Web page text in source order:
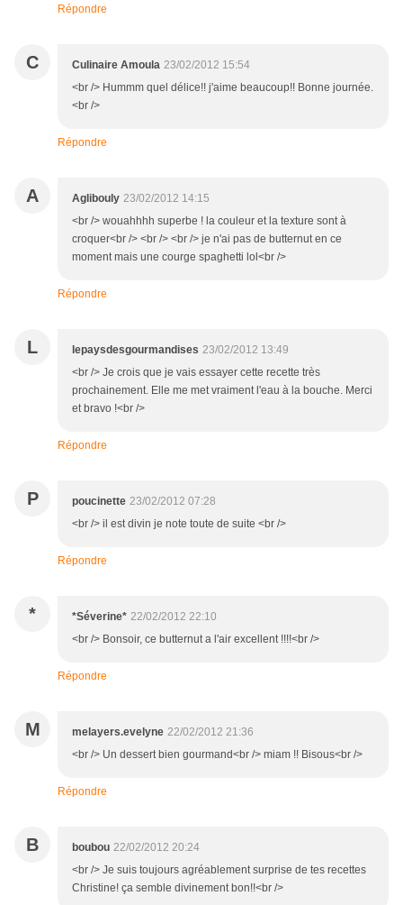
Répondre
C Culinaire Amoula 23/02/2012 15:54
<br /> Hummm quel délice!! j'aime beaucoup!! Bonne journée.
<br />
Répondre
A Aglibouly 23/02/2012 14:15
<br /> wouahhhh superbe ! la couleur et la texture sont à
croquer<br /> <br /> <br /> je n'ai pas de butternut en ce
moment mais une courge spaghetti lol<br />
Répondre
L lepaysdesgourmandises 23/02/2012 13:49
<br /> Je crois que je vais essayer cette recette très
prochainement. Elle me met vraiment l'eau à la bouche. Merci
et bravo !<br />
Répondre
P poucinette 23/02/2012 07:28
<br /> il est divin je note toute de suite <br />
Répondre
* *Séverine* 22/02/2012 22:10
<br /> Bonsoir, ce butternut a l'air excellent !!!!<br />
Répondre
M melayers.evelyne 22/02/2012 21:36
<br /> Un dessert bien gourmand<br /> miam !! Bisous<br />
Répondre
B boubou 22/02/2012 20:24
<br /> Je suis toujours agréablement surprise de tes recettes
Christine! ça semble divinement bon!!<br />